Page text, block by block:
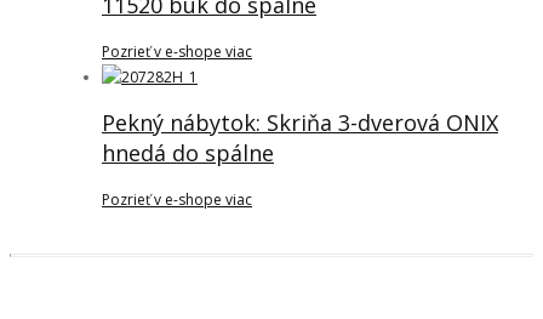
Pozrieť v e-shope viac
Pekný nábytok: Skriňa 3-dverová ONIX
hnedá do spálne
Pozrieť v e-shope viac